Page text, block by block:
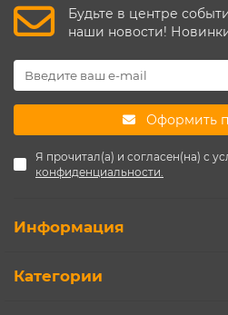
Будьте в центре
наши новости!
Оформить
Я прочитал(а) и согласен(на) с
конфиденциальности.
Информация
Категории